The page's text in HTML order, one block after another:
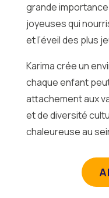
grande
joyeuses qui
et l’éveil des plus
Karima crée un
chaque enfant
attachement aux
et de diversité
chaleureuse au